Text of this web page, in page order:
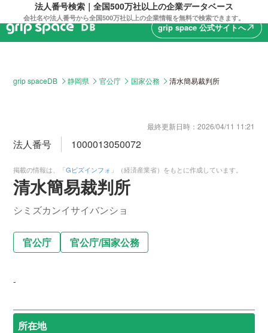
法人番号検索｜全国500万社以上の企業データベース
会社名や法人番号から全国500万社以上の企業情報を無料で検索できます。
grip space 公式サイトへnorth_east
grip spaceDB 静岡県 官公庁 国家公務 清水簡易裁判所
最終更新日時： 2026/04/11 11:21
法人番号 1000013050072
掲載の情報は、「Gビズインフォ 」（経済産業省）をもとに作成しています。
清水簡易裁判所
シミズカンイサイバンショ
官公庁 官公庁/国家公務
-
所在地